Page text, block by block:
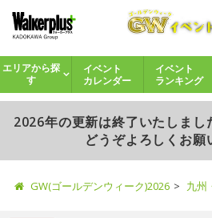
エリアから探
す
イベント
カレンダー
イベント
ランキング
2026年の更新は終了いたしまし
どうぞよろしくお願
GW(ゴールデンウィーク)2026 九州